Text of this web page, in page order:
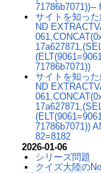
71786b7071))--
サイトを知っ
ND
71786b7071))
サイトを知っ
ND
71786b7071))
82=8182
2026-01-06
シリーズ問題
クイズ大陸の